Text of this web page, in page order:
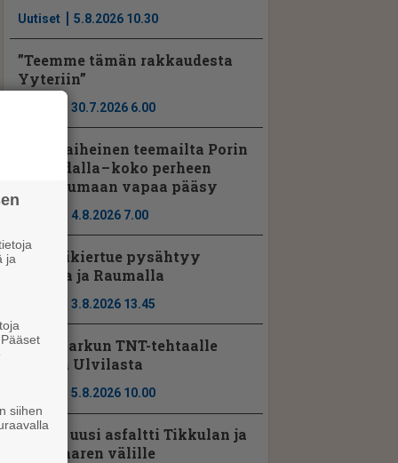
Uutiset 5.8.2026 10.30
”Teemme tämän rakkaudesta
Yyteriin”
30.7.2026 6.00
Hevosaiheinen teemailta Porin
raviradalla – koko perheen
tapahtumaan vapaa pääsy
4.8.2026 7.00
Seniorikiertue pysähtyy
Porissa ja Raumalla
3.8.2026 13.45
Noormarkun TNT-tehtaalle
johtaja Ulvilasta
5.8.2026 10.00
Vt2:lle uusi asfaltti Tikkulan ja
Kyläsaaren välille
ja
siihen